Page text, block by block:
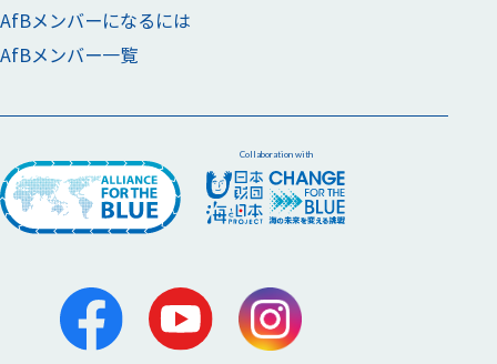
AfBメンバーになるには
AfBメンバー一覧
Collaboration with